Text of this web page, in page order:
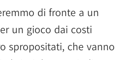
di fronte a un
un gioco dai costi
spropositati, che vanno